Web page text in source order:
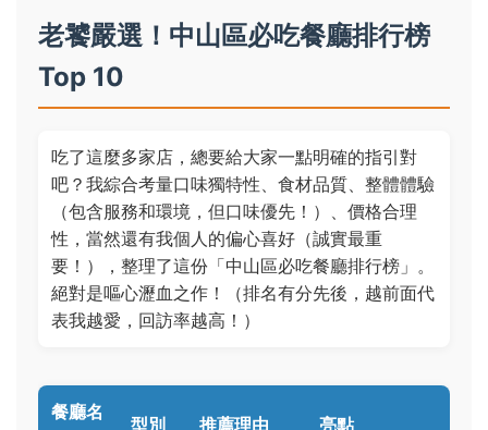
老饕嚴選！中山區必吃餐廳排行榜
Top 10
吃了這麼多家店，總要給大家一點明確的指引對
吧？我綜合考量口味獨特性、食材品質、整體體驗
（包含服務和環境，但口味優先！）、價格合理
性，當然還有我個人的偏心喜好（誠實最重
要！），整理了這份「中山區必吃餐廳排行榜」。
絕對是嘔心瀝血之作！（排名有分先後，越前面代
表我越愛，回訪率越高！）
餐廳名
型別 推薦理由 亮點